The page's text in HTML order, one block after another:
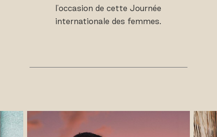
l'occasion de cette Journée
internationale des femmes.